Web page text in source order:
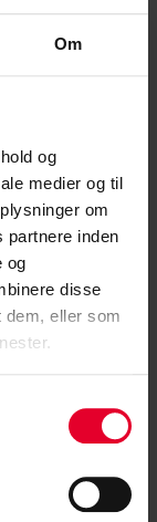
Om
og
medier og til
om
partnere inden
og
disse
dem, eller som
længere
ændring, der i sig
og personel.
et løft af
nu forestår. Det
nu til at
og fortsætter:
lige skulle
nu og her. Og